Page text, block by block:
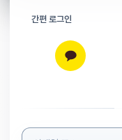
간편 로그인
로그인 정보 입력